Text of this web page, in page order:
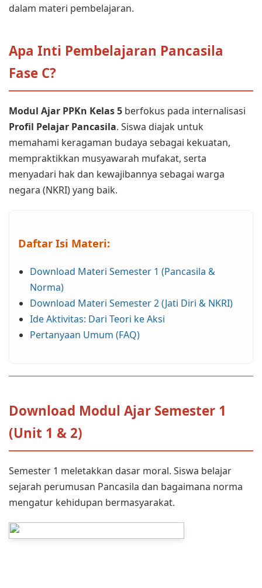
dalam materi pembelajaran.
Apa Inti Pembelajaran Pancasila
Fase C?
Modul Ajar PPKn Kelas 5 berfokus pada internalisasi
Profil Pelajar Pancasila. Siswa diajak untuk
memahami keragaman budaya sebagai kekuatan,
mempraktikkan musyawarah mufakat, serta
menyadari hak dan kewajibannya sebagai warga
negara (NKRI) yang baik.
Daftar Isi Materi:
Download Materi Semester 1 (Pancasila &
Norma)
Download Materi Semester 2 (Jati Diri & NKRI)
Ide Aktivitas: Dari Teori ke Aksi
Pertanyaan Umum (FAQ)
Download Modul Ajar Semester 1
(Unit 1 & 2)
Semester 1 meletakkan dasar moral. Siswa belajar
sejarah perumusan Pancasila dan bagaimana norma
mengatur kehidupan bermasyarakat.